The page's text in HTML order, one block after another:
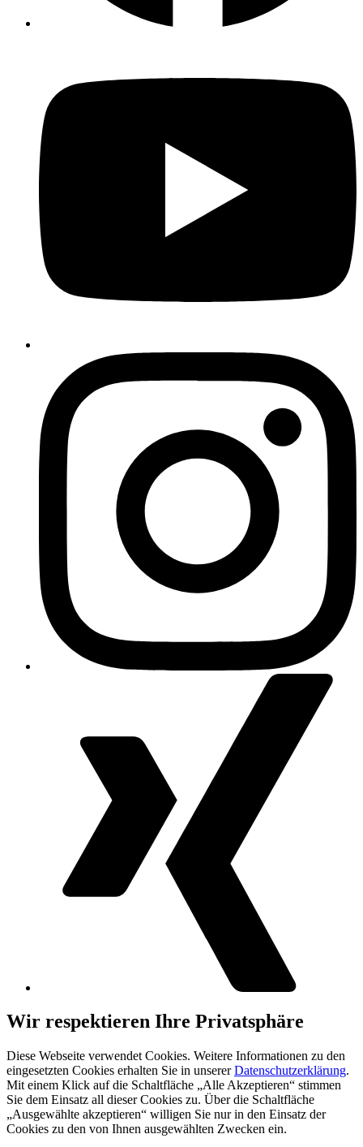
Wir respektieren Ihre Privatsphäre
Diese Webseite verwendet Cookies. Weitere Informationen zu den
eingesetzten Cookies erhalten Sie in unsererDatenschutzerklärung.
Mit einem Klick auf die Schaltfläche „Alle Akzeptieren“ stimmen
Sie dem Einsatz all dieser Cookies zu. Über die Schaltfläche
„Ausgewählte akzeptieren“ willigen Sie nur in den Einsatz der
Cookies zu den von Ihnen ausgewählten Zwecken ein.